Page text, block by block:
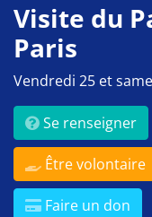
Visite du
Paris
Vendredi 25 et
Se renseigner
Être volontaire
Faire un don